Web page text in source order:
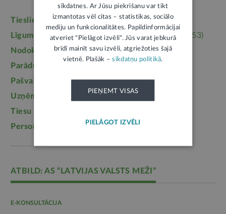
Tieslietas (6245) Darba tiesības(5763)
Līgumi, dokumenti(5363) Īpašumtiesības
(3953)
Nodokļi
(3710) Mājoklis(3142)
Parādu piedziņa
Pašvaldības
(2217) Uzturlīdzekļi(1457)
Uzņēmējdarbība
(1355)
Tiesu sistēma
Personas dati
(1052)
ATBILD: AS “LATVIJAS VALSTS MEŽI”
E-KONSULTĀCIJA
sīkdatnes. Ar Jūsu piekrišanu var tikt
izmantotas vēl citas – statistikas, sociālo
mediju un funkcionalitātes. Papildinformācijai
atveriet "Pielāgot izvēli". Jūs varat jebkurā
brīdī mainīt savu izvēli, atgriežoties šajā
vietnē. Plašāk –sīkdatņu politikā.
PIEŅEMT VISAS
PIELĀGOT IZVĒLI